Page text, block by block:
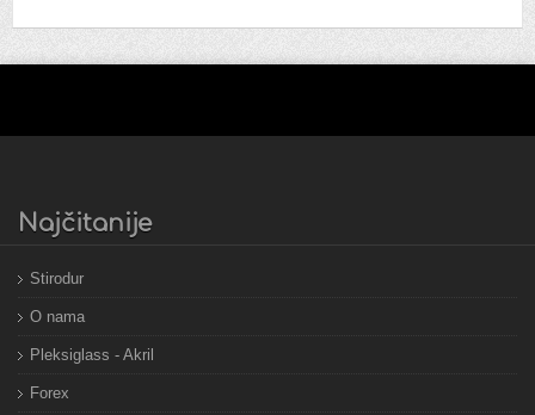
Najčitanije
Stirodur
O nama
Pleksiglass - Akril
Forex